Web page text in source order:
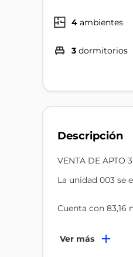
4 ambientes
3 dormitorios
Descripción
VENTA DE APTO
La unidad 003 se
Cuenta con 83,16
Amenities y
Ver más